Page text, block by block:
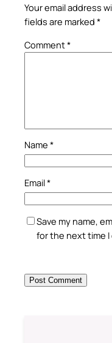
Your email address
fields are marked *
Comment*
Name *
Email*
Save my name,
for the next time I